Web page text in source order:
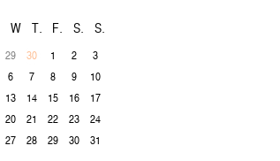
W T F S S
29 30 1 2
3
6 7 8 9
10
13 14 15 16
17
20 21 22 23
24
27 28 29 30 31